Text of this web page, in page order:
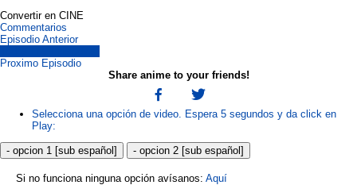
Convertir en CINE
Commentarios
Episodio Anterior
Proximo Episodio
Share anime to your friends!
Selecciona una opción de video. Espera 5 segundos y da click en
Play:
- opcion 1 [sub español] - opcion 2 [sub español]
Si no funciona ninguna opción avísanos: Aquí